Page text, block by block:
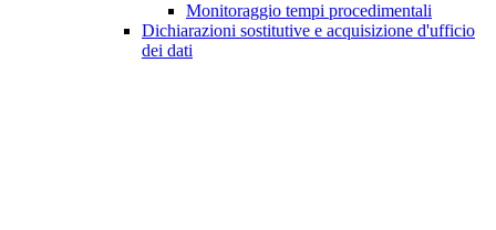
Monitoraggio tempi procedimentali
Dichiarazioni sostitutive e acquisizione d'ufficio
dei dati